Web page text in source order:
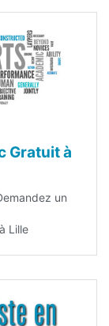
Gratuit à
un
Lille